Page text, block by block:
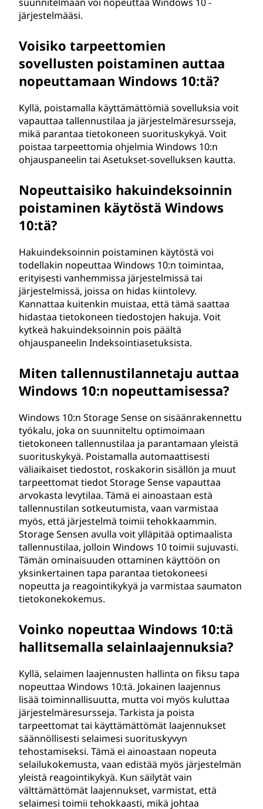
järjestelmääsi.
Voisiko tarpeettomien
sovellusten poistaminen auttaa
nopeuttamaan Windows 10:tä?
Kyllä, poistamalla käyttämättömiä sovelluksia voit
vapauttaa tallennustilaa ja järjestelmäresursseja,
mikä parantaa tietokoneen suorituskykyä. Voit
poistaa tarpeettomia ohjelmia Windows 10:n
ohjauspaneelin tai Asetukset-sovelluksen kautta.
Nopeuttaisiko hakuindeksoinnin
poistaminen käytöstä Windows
10:tä?
Hakuindeksoinnin poistaminen käytöstä voi
todellakin nopeuttaa Windows 10:n toimintaa,
erityisesti vanhemmissa järjestelmissä tai
järjestelmissä, joissa on hidas kiintolevy.
Kannattaa kuitenkin muistaa, että tämä saattaa
hidastaa tietokoneen tiedostojen hakuja. Voit
kytkeä hakuindeksoinnin pois päältä
ohjauspaneelin Indeksointiasetuksista.
Miten tallennustilannetaju auttaa
Windows 10:n nopeuttamisessa?
Windows 10:n Storage Sense on sisäänrakennettu
työkalu, joka on suunniteltu optimoimaan
tietokoneen tallennustilaa ja parantamaan yleistä
suorituskykyä. Poistamalla automaattisesti
väliaikaiset tiedostot, roskakorin sisällön ja muut
tarpeettomat tiedot Storage Sense vapauttaa
arvokasta levytilaa. Tämä ei ainoastaan estä
tallennustilan sotkeutumista, vaan varmistaa
myös, että järjestelmä toimii tehokkaammin.
Storage Sensen avulla voit ylläpitää optimaalista
tallennustilaa, jolloin Windows 10 toimii sujuvasti.
Tämän ominaisuuden ottaminen käyttöön on
yksinkertainen tapa parantaa tietokoneesi
nopeutta ja reagointikykyä ja varmistaa saumaton
tietokonekokemus.
Voinko nopeuttaa Windows 10:tä
hallitsemalla selainlaajennuksia?
Kyllä, selaimen laajennusten hallinta on fiksu tapa
nopeuttaa Windows 10:tä. Jokainen laajennus
lisää toiminnallisuutta, mutta voi myös kuluttaa
järjestelmäresursseja. Tarkista ja poista
tarpeettomat tai käyttämättömät laajennukset
säännöllisesti selaimesi suorituskyvyn
tehostamiseksi. Tämä ei ainoastaan nopeuta
selailukokemusta, vaan edistää myös järjestelmän
yleistä reagointikykyä. Kun säilytät vain
välttämättömät laajennukset, varmistat, että
selaimesi toimii tehokkaasti, mikä johtaa